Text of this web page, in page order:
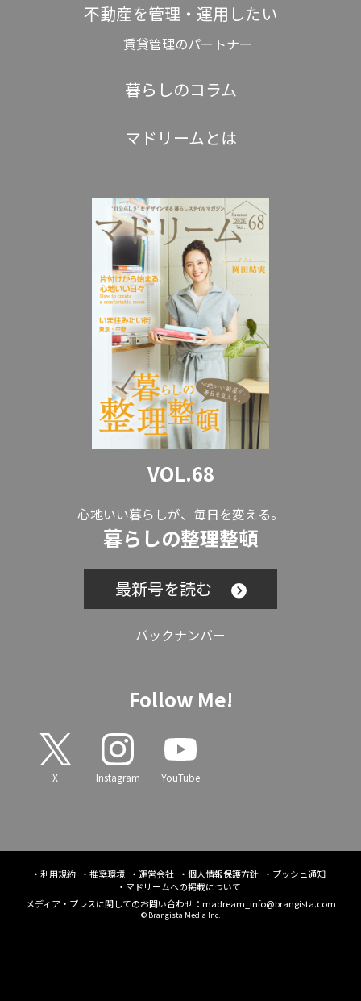
不動産を管理・運用したい
賃貸管理のパートナー
暮らしのコラム
マドリームとは
VOL.68
心地いい暮らしが、毎日を変える。
暮らしの整理整頓
最新号を読む
バックナンバー
Follow Me!
X Instagram YouTube
利用規約 推奨環境 運営会社 個人情報保護方針
プッシュ通知
マドリームへの掲載について
メディア・プレスに関してのお問い合わせ： madream_info@brangista.com
© Brangista Media Inc.